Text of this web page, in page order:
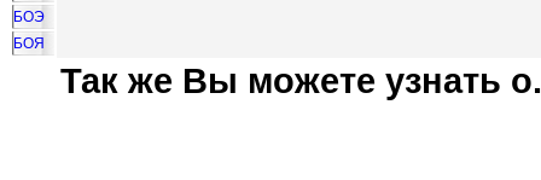
БОЭ
БОЯ
Так же Вы можете узнать